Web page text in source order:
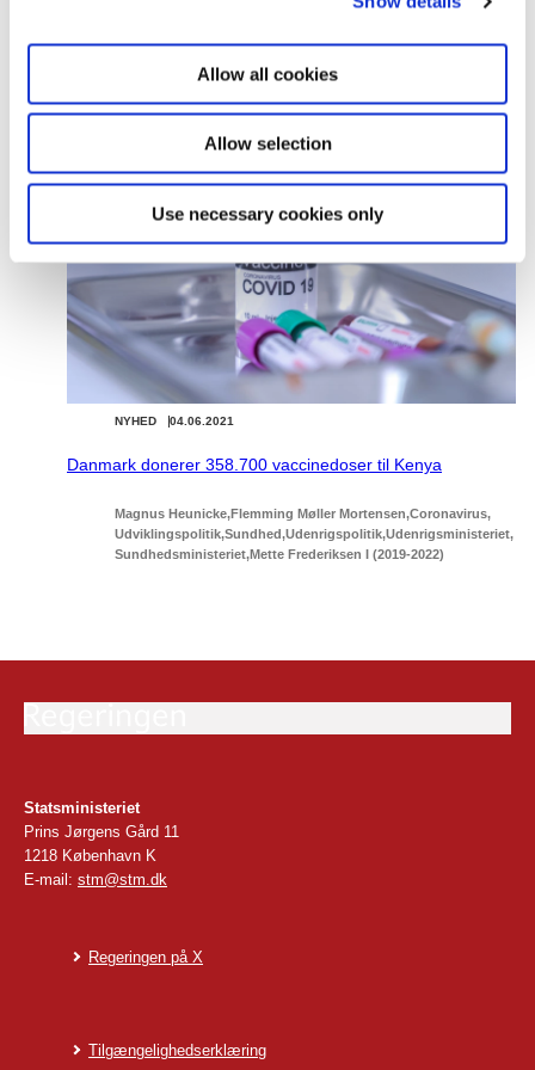
Allow all cookies
Allow selection
Use necessary cookies only
Læs mere om den humanitære støtte på
Udenrigsministeriets hjemmeside.
04.06.2021
NYHED
Danmark donerer 358.700 vaccinedoser til Kenya
Magnus Heunicke Flemming Møller Mortensen Coronavirus
Udviklingspolitik Sundhed Udenrigspolitik Udenrigsministeriet
Sundhedsministeriet Mette Frederiksen I (2019-2022)
Statsministeriet
Prins Jørgens Gård 11
1218 København K
E-mail: stm@stm.dk
Regeringen på X
Tilgængelighedserklæring